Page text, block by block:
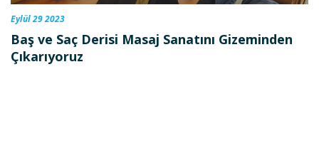
Eylül 29 2023
Baş ve Saç Derisi Masaj Sanatını Gizeminden
Çıkarıyoruz